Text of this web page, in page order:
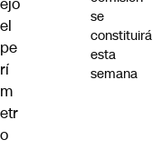
el
pe
rí
m
etr
o
se
constituirá
esta
semana